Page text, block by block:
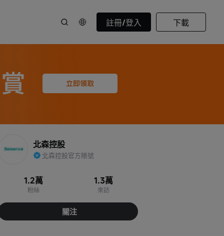
註冊/登入 下載
北森控股
北森控股官方賬號
1.2萬
粉絲
1.3萬
來訪
關注